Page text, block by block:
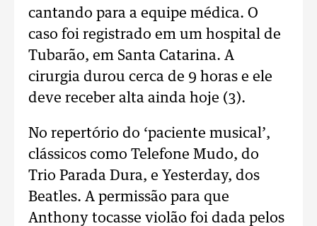
cantando para a equipe médica. O
caso foi registrado em um hospital de
Tubarão, em Santa Catarina. A
cirurgia durou cerca de 9 horas e ele
deve receber alta ainda hoje (3).
No repertório do ‘paciente musical’,
clássicos como Telefone Mudo, do
Trio Parada Dura, e Yesterday, dos
Beatles. A permissão para que
Anthony tocasse violão foi dada pelos